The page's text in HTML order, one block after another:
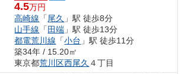
4.5万円
高崎線 「尾久 」駅 徒歩8分
山手線 「 田端 」駅 徒歩13分
都電荒川線 「小台 」駅 徒歩11分
築34年 / 15.20㎡
東京都荒川区西尾久 ４丁目